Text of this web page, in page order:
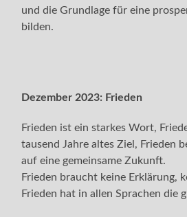
und die Grundlage für eine
bilden.
Dezember 2023: Frieden
Frieden ist ein starkes Wort,
tausend Jahre altes Ziel, Frieden
auf eine gemeinsame Zukunft.
Frieden braucht keine Erklärung,
Frieden hat in allen Sprachen die